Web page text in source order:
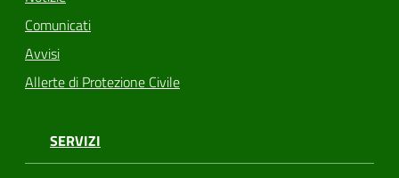
Comunicati
Avvisi
Allerte di Protezione Civile
SERVIZI